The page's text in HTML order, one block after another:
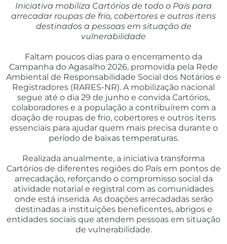
Iniciativa mobiliza Cartórios de todo o País para
arrecadar roupas de frio, cobertores e outros itens
destinados a pessoas em situação de
vulnerabilidade
Faltam poucos dias para o encerramento da
Campanha do Agasalho 2026, promovida pela Rede
Ambiental de Responsabilidade Social dos Notários e
Registradores (RARES-NR). A mobilização nacional
segue até o dia 29 de junho e convida Cartórios,
colaboradores e a população a contribuírem com a
doação de roupas de frio, cobertores e outros itens
essenciais para ajudar quem mais precisa durante o
período de baixas temperaturas.
Realizada anualmente, a iniciativa transforma
Cartórios de diferentes regiões do País em pontos de
arrecadação, reforçando o compromisso social da
atividade notarial e registral com as comunidades
onde está inserida. As doações arrecadadas serão
destinadas a instituições beneficentes, abrigos e
entidades sociais que atendem pessoas em situação
de vulnerabilidade.